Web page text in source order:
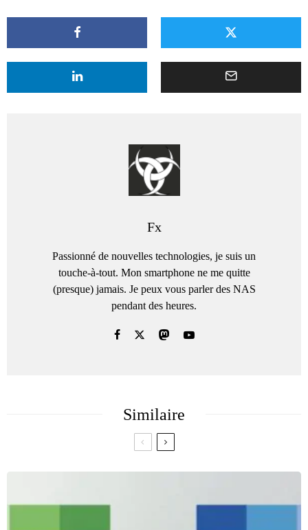
Fx
Passionné de nouvelles technologies, je suis un
touche-à-tout. Mon smartphone ne me quitte
(presque) jamais. Je peux vous parler des NAS
pendant des heures.
Similaire